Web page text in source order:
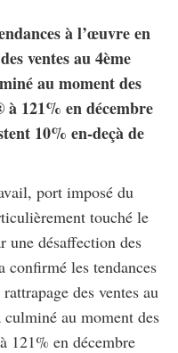
à l’œuvre en
ventes au 4ème
au moment des
à 121% en décembre
10% en-deçà de
port imposé du
touché le
une désaffection des
confirmé les tendances
des ventes au
au moment des
121% en décembre